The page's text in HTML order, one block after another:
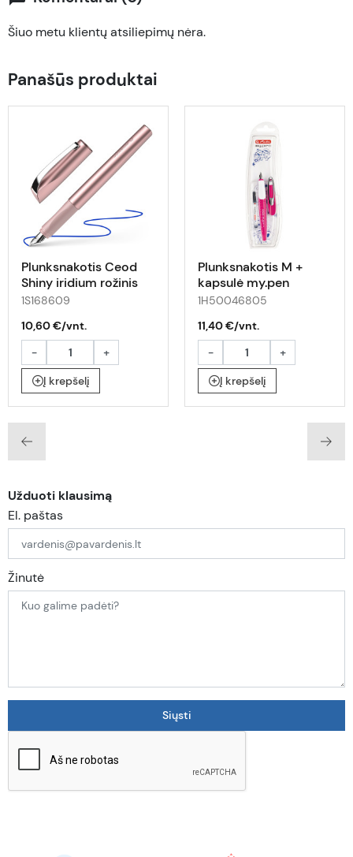
Šiuo metu klientų atsiliepimų nėra.
Panašūs produktai
Plunksnakotis Ceod
Shiny iridium rožinis
1S168609
10,60 €/vnt.
-
+
Į krepšelį
Plunksnakotis M +
kapsulė my.pen
rausvai-baltas bls
1H50046805
11,40 €/vnt.
-
+
Į krepšelį
Užduoti klausimą
El. paštas
Žinutė